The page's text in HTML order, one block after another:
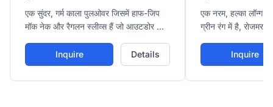
एक सुंदर, गर्म काला पुलओवर जिसमें हाफ-जिप
मॉक नेक और रैगलन स्लीव्स हैं जो आउटडोर या
और आराम प्रदान करते हैं।
Inquire Details
एक नरम, हल्का लॉन्ग-
ग्रीन रंग में है,
किया गया।Inquire